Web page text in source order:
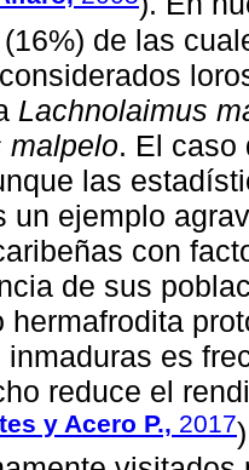
de las
Lachnolaimus
malpelo. El caso
las
un ejemplo
con
de sus
hermafrodita
inmaduras es
reduce el
y Acero P., 2017